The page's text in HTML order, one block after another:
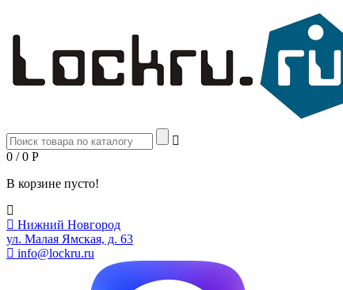
0 / 0 Р
В корзине пусто!
Нижний Новгород
ул. Малая Ямская, д. 63
info@lockru.ru